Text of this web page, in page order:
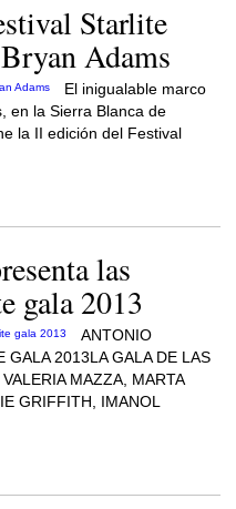
Starlite
Adams
El inigualable marco
en la Sierra Blanca de
la II edición del Festival
las
gala 2013
ANTONIO
GALA 2013LA GALA DE LAS
MAZZA, MARTA
GRIFFITH, IMANOL